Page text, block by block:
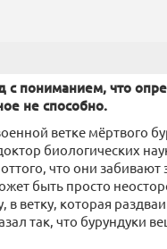
пониманием, что
не способно.
ветке мёртвого
биологических
что они
быть просто
в ветку, которая
так, что бурундуки